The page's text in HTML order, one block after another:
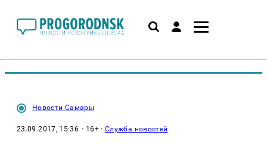
Новости Самары
23.09.2017, 15:36 · 16+ ·Служба новостей